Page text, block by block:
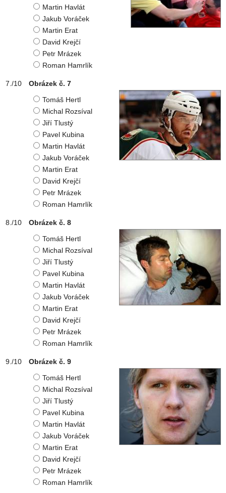
Martin Havlát
Jakub Voráček
Martin Erat
David Krejčí
Petr Mrázek
Roman Hamrlík
Obrázek č. 7
Tomáš Hertl
Michal Rozsíval
Jiří Tlustý
Pavel Kubina
Martin Havlát
Jakub Voráček
Martin Erat
David Krejčí
Petr Mrázek
Roman Hamrlík
Obrázek č. 8
Tomáš Hertl
Michal Rozsíval
Jiří Tlustý
Pavel Kubina
Martin Havlát
Jakub Voráček
Martin Erat
David Krejčí
Petr Mrázek
Roman Hamrlík
Obrázek č. 9
Tomáš Hertl
Michal Rozsíval
Jiří Tlustý
Pavel Kubina
Martin Havlát
Jakub Voráček
Martin Erat
David Krejčí
Petr Mrázek
Roman Hamrlík